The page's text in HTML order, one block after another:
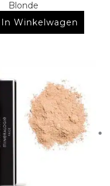
Blonde
In Winkelwagen